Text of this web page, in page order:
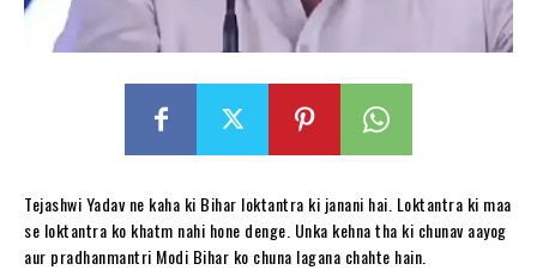
Tejashwi Yadav ne kaha ki Bihar loktantra ki janani hai. Loktantra ki maa
se loktantra ko khatm nahi hone denge. Unka kehna tha ki chunav aayog
aur pradhanmantri Modi Bihar ko chuna lagana chahte hain.